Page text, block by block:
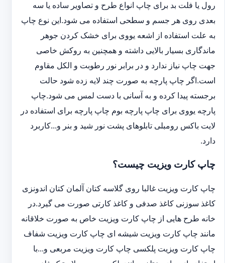
رول یا فلت بد برای چاپ انواع طرح و تصاویر ساده یا سه
بعدی روی هر جسم و سطحی استفاده می شود.این نوع چاپ
به علت استفاده از اشعه یووی برای خشک کردن جوهر
ماندگاری بسیار بالایی داشته و همچنین به روکش خاصی
جهت چاپ نیاز ندارد و در برابر نور رطوبت و الکل مقاوم
است.اگر چاپ پارچه به صورت چند لایه زده شود حالت
برجسته پیدا کرده و به آسانی با دست لمس می شود.چاپ
پارچه یووی برای چاپ پارچه بوم چاپ پارچه برای استفاده در
لایت باکس رومبلی تابلوهای پشت نور شید و بنر و...کاربرد
دارد.
چاپ کارت ویزیت چیست؟
چاپ کارت ویزیت غالبا روی گلاسه کتان آلمان کتان اندونزی
کاغذ سوزنی کاغذ صدفی و کاغذ کارتی صورت می گیرد.در
خانه طرح هایی از چاپ کارت ویزیت خاص به صورت خلاقانه
مانند چاپ کارت ویزیت شیشه ای چاپ کارت ویزیت شفاف
چاپ کارت ویزیت پلکسی چاپ کارت ویزیت مربعی و...با